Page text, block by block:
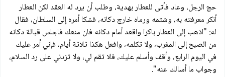
حج الرجل، وعاد فأتى للعطار بهدية، وطلب أن يرد له العقد لكن العطار
أنكر معرفته به، وشتمه ورماه خارج دكانه، فشكا أمره إلى السلطان، فقال
له: "اذهب إلى العطار باكرا واقعد أمام دكانه فان منعك فاجلس قبالة دكانه
من الصبح إلى المغرب، ولا تكلمه، وافعل هكذا ثلاثة أيام، فإني أمر عليك
في اليوم الرابع، وأقف وأسلم عليك، فلا تقم لي، ولا تزدني على رد السلام،
وجواب ما أسالك عنه".